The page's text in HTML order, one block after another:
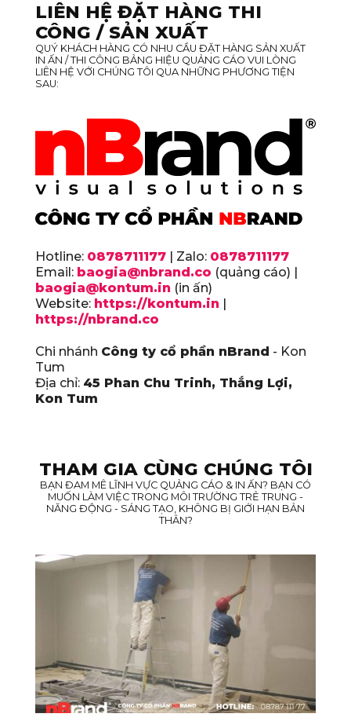
LIÊN HỆ ĐẶT HÀNG THI
CÔNG / SẢN XUẤT
QUÝ KHÁCH HÀNG CÓ NHU CẦU ĐẶT HÀNG SẢN XUẤT
IN ẤN / THI CÔNG BẢNG HIỆU QUẢNG CÁO VUI LÒNG
LIÊN HỆ VỚI CHÚNG TÔI QUA NHỮNG PHƯƠNG TIỆN
SAU:
Hotline: 0878711177 | Zalo: 0878711177
Email: baogia@nbrand.co (quảng cáo) |
baogia@kontum.in (in ấn)
Website: https://kontum.in
https://nbrand.co
Chi nhánh Công ty cổ phần nBrand - Kon
Tum
Địa chỉ: 45 Phan Chu Trinh, Thắng Lợi,
Kon Tum
THAM GIA CÙNG CHÚNG TÔI
BẠN ĐAM MÊ LĨNH VỰC QUẢNG CÁO & IN ẤN? BẠN CÓ
MUỐN LÀM VIỆC TRONG MÔI TRƯỜNG TRẺ TRUNG -
NĂNG ĐỘNG - SÁNG TẠO, KHÔNG BỊ GIỚI HẠN BẢN
THÂN?